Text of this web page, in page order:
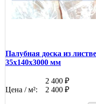
Палубная доска из
35x140x3000 мм
2 400 ₽
Цена / м²:
2 400 ₽